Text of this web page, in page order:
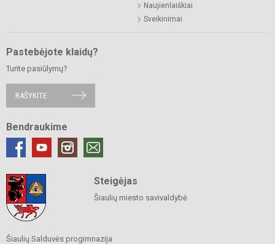
Naujienlaiškiai
Sveikinimai
Pastebėjote klaidų?
Turite pasiūlymų?
RAŠYKITE
Bendraukime
Steigėjas
Šiaulių miesto savivaldybė
Šiaulių Salduvės progimnazija